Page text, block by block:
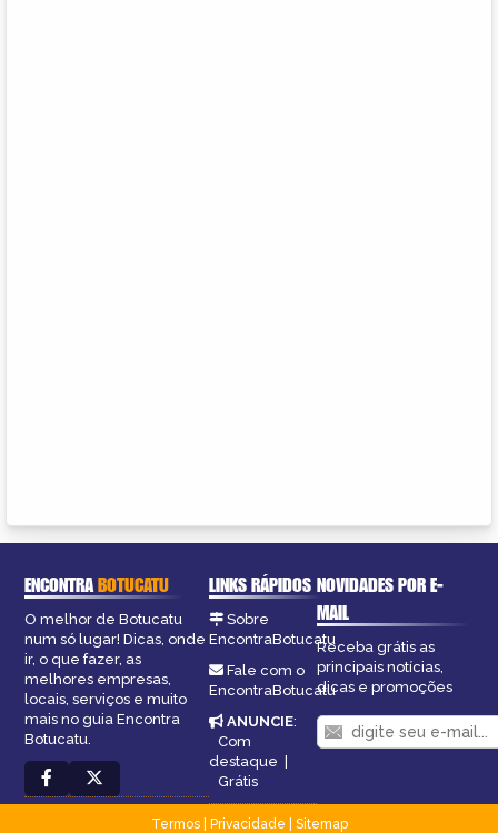
ENCONTRABOTUCATU
O melhor de Botucatu
num só lugar! Dicas, onde
ir, o que fazer, as
melhores empresas,
locais, serviços e muito
mais no guia Encontra
Botucatu.
LINKS RÁPIDOS
Sobre
EncontraBotucatu
Fale com o
EncontraBotucatu
ANUNCIE:
Com
destaque |
Grátis
NOVIDADES POR E-
MAIL
Receba grátis as
principais notícias,
dicas e promoções
Termos| Privacidade
Sitemap